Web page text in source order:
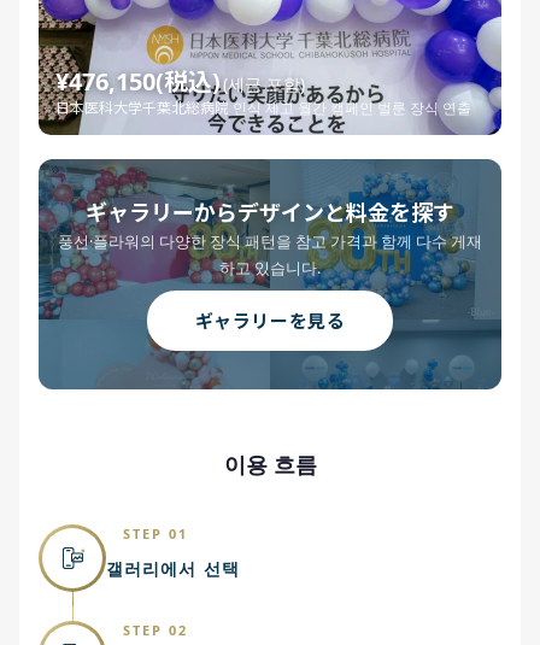
¥476,150(税込)(세금 포함)
日本医科大学千葉北総病院 인식 제고 월간 캠페인 벌룬 장식 연출
ギャラリーからデザインと料金を探す
풍선·플라워의 다양한 장식 패턴을 참고 가격과 함께 다수 게재
하고 있습니다.
ギャラリーを見る
이용 흐름
STEP 01
갤러리에서 선택
STEP 02